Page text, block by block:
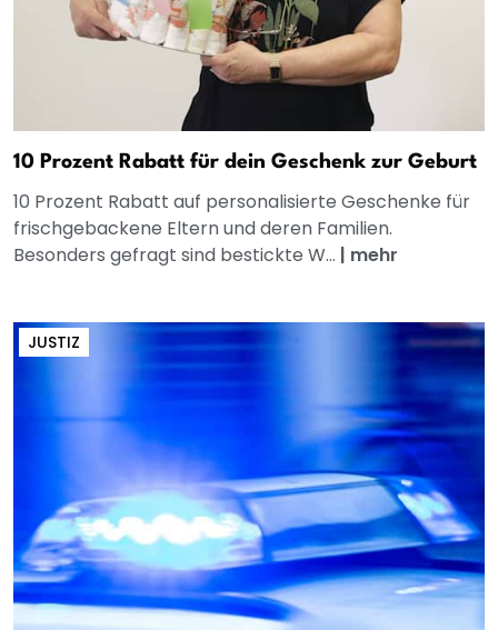
10 Prozent Rabatt für dein Geschenk zur Geburt
10 Prozent Rabatt auf personalisierte Geschenke für
frischgebackene Eltern und deren Familien.
Besonders gefragt sind bestickte W... | mehr
JUSTIZ